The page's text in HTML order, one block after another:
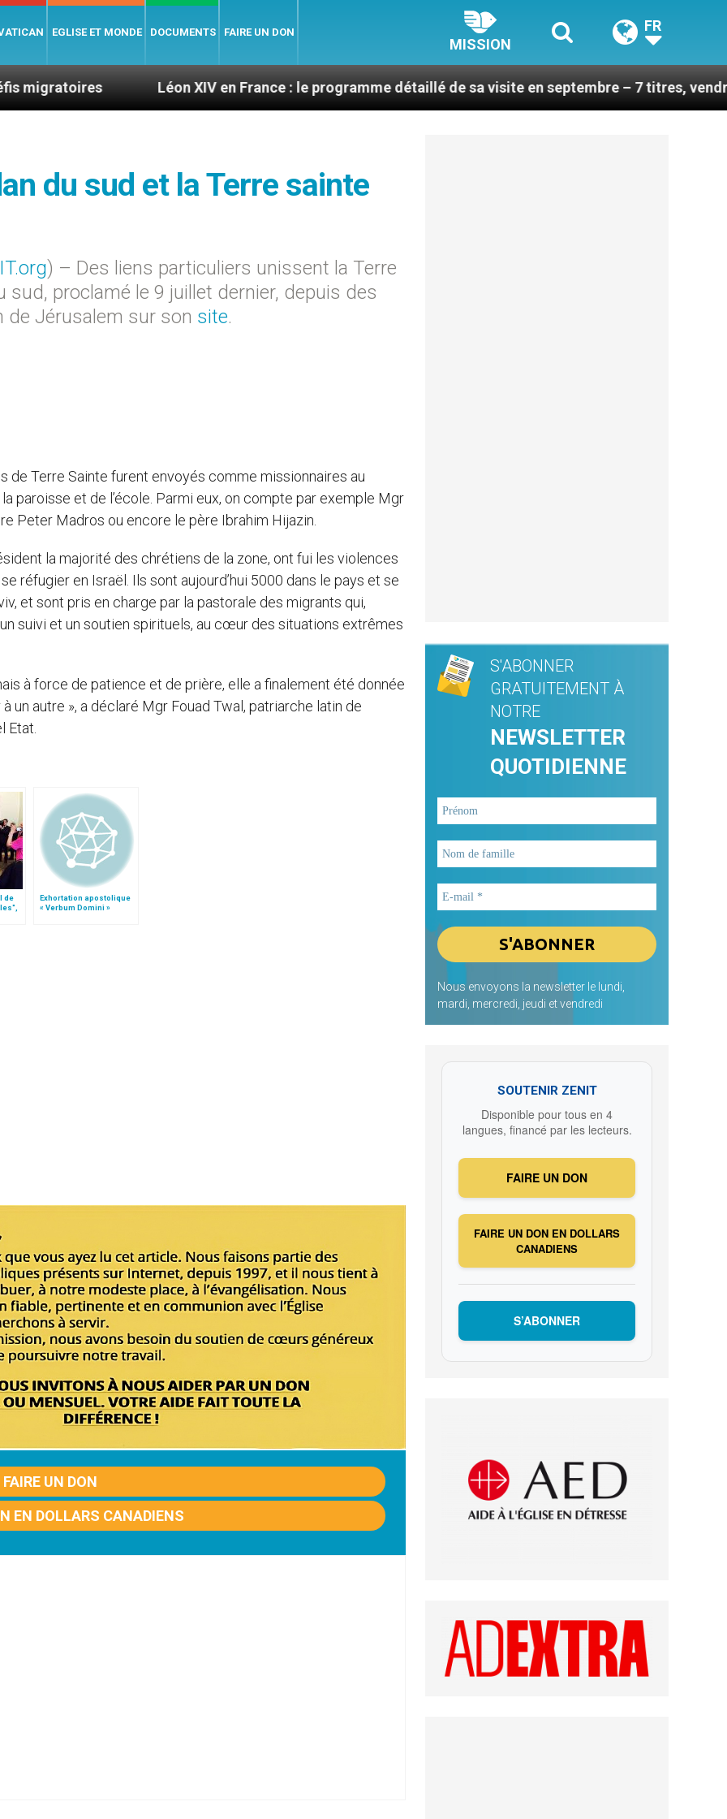
EGLISE ET MONDE DOCUMENTS FAIRE UN DON
MISSION
FR
Léon XIV en France : le programme détaillé de sa visite en septembre – 7 titres, vendredi 7 août
du sud et la Terre sainte
) – Des liens particuliers unissent la Terre
proclamé le 9 juillet dernier, depuis des
de Jérusalem sur son site.
de Terre Sainte furent envoyés comme missionnaires au
paroisse et de l’école. Parmi eux, on compte par exemple Mgr
Peter Madros ou encore le père Ibrahim Hijazin.
la majorité des chrétiens de la zone, ont fui les violences
réfugier en Israël. Ils sont aujourd’hui 5000 dans le pays et se
et sont pris en charge par la pastorale des migrants qui,
suivi et un soutien spirituels, au cœur des situations extrêmes
à force de patience et de prière, elle a finalement été donnée
un autre », a déclaré Mgr Fouad Twal, patriarche latin de
Etat.
de
Exhortation apostolique
« Verbum Domini »
FAIRE UN DON
EN DOLLARS CANADIENS
S'ABONNER
GRATUITEMENT À
NOTRE
NEWSLETTER
QUOTIDIENNE
Nous envoyons la newsletter le lundi,
mardi, mercredi, jeudi et vendredi
SOUTENIR ZENIT
Disponible pour tous en 4
langues, financé par les lecteurs.
FAIRE UN DON
FAIRE UN DON EN DOLLARS
CANADIENS
S’ABONNER